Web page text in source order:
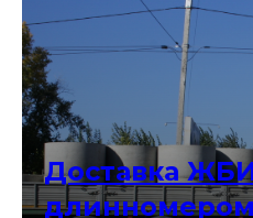
Доставка